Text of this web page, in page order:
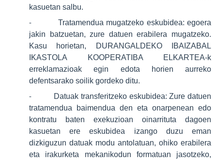
kasuetan salbu.
- Tratamendua mugatzeko eskubidea: egoera
jakin batzuetan, zure datuen erabilera mugatzeko.
Kasu horietan, DURANGALDEKO IBAIZABAL
IKASTOLA KOOPERATIBA ELKARTEA-k
erreklamazioak egin edota horien aurreko
defentsarako soilik gordeko ditu.
- Datuak transferitzeko eskubidea: Zure datuen
tratamendua baimendua den eta onarpenean edo
kontratu baten exekuzioan oinarrituta dagoen
kasuetan ere eskubidea izango duzu eman
dizkiguzun datuak modu antolatuan, ohiko erabilera
eta irakurketa mekanikodun formatuan jasotzeko,